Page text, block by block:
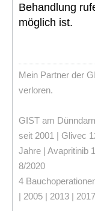
Behandlung
möglich ist.
Mein Partner der
verloren.
GIST am
seit 2001 | Glivec
Jahre | Avapritinib
8/2020
4
| 2005 | 2013 |